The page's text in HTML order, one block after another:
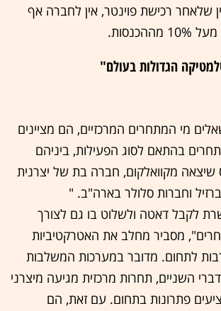
שלאחר רכישת פוינטר, אין לחברה אף
הגדולות בעולם"
מי המתחרים המרכזיים, הם מציינים
בהתאם לסוג הפעילות, ביניהם
מקוואלקום, חברה בת של יצרנית
וחברות סלולר בארה"ב. "
לקבל דאטה ולשלוט בו גם לצורך
מסביר מחלב את האטרקטיביות
לתחום. מדובר במערכות המשלבות
השניים, תחרות מרכזית מגיעה מיצרני
פתרונות בתחום. עם זאת, הם